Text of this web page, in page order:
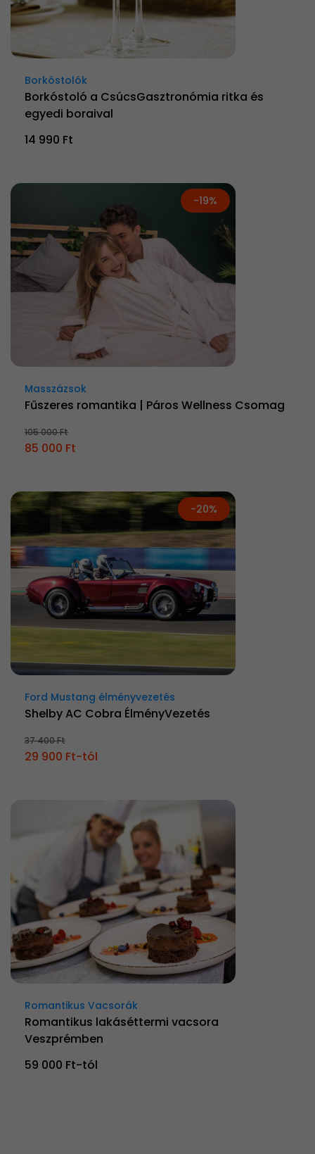
Borkóstolók
Borkóstoló a CsúcsGasztronómia ritka és
egyedi boraival
14 990 Ft
-19%
Masszázsok
Fűszeres romantika | Páros Wellness Csomag
105 000 Ft
85 000 Ft
-20%
Ford Mustang élményvezetés
Shelby AC Cobra ÉlményVezetés
37 400 Ft
29 900 Ft-tól
Romantikus Vacsorák
Romantikus lakáséttermi vacsora
Veszprémben
59 000 Ft-tól